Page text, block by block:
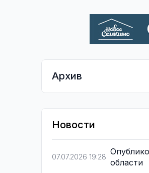
Архив
Новости
07.07.2026 19:28
области